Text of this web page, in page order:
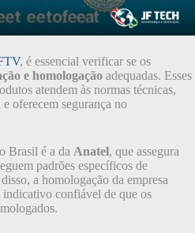
, é essencial verificar se os
e homologação adequadas. Esses
atendem às normas técnicas,
oferecem segurança no
Brasil é a da Anatel, que assegura
padrões específicos de
a homologação da empresa
confiável de que os